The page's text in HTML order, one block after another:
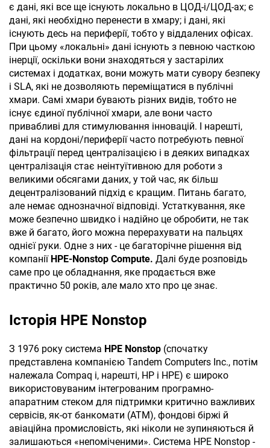
є дані, які все ще існують локально в ЦОД-і/ЦОД-ах; є
дані, які необхідно перенести в хмару; і дані, які
існують десь на периферії, тобто у віддалених офісах.
При цьому «локальні» дані існують з певною часткою
інерції, оскільки вони знаходяться у застарілих
системах і додатках, вони можуть мати сувору безпеку
і SLA, які не дозволяють переміщатися в публічні
хмари. Самі хмари бувають різних видів, тобто не
існує єдиної публічної хмари, але вони часто
привабливі для стимулювання інновацій. І нарешті,
дані на кордоні/периферії часто потребують певної
фільтрації перед централізацією і в деяких випадках
централізація стає неінтуїтивною для роботи з
великими обсягами даних, у той час, як більш
децентралізований підхід є кращим. Питань багато,
але немає однозначної відповіді. Устаткування, яке
може безпечно швидко і надійно це обробити, не так
вже й багато, його можна перерахувати на пальцях
однієї руки. Одне з них - це багаторічне рішення від
компанії НРЕ-Nonstop Compute. Далі буде розповідь
саме про це обладнання, яке продається вже
практично 50 років, але мало хто про це знає.
Історія HPE Nonstop
З 1976 року система HPE Nonstop (спочатку
представлена компанією Tandem Computers Inc., потім
належала Compaq і, нарешті, HP і HPE) є широко
використовуваним інтегрованим програмно-
апаратним стеком для підтримки критично важливих
сервісів, як-от банкомати (ATM), фондові біржі й
авіаційна промисловість, які ніколи не зупиняються й
залишаються «непоміченими». Система HPE Nonstop -